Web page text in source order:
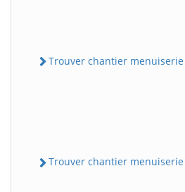
Trouver chantier menuiserie
Trouver chantier menuiserie